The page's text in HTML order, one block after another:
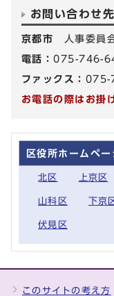
お問い合わせ先
京都市
人事委員
電話：075-746-
ファックス： 075-
お電話の際はお掛
区役所ホームペー
北区 上京区
山科区 下京
伏見区
このサイトの考え方